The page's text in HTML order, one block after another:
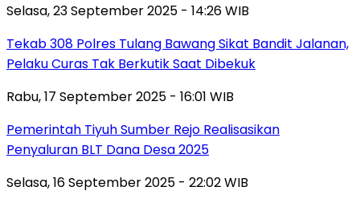
Selasa, 23 September 2025 - 14:26 WIB
Tekab 308 Polres Tulang Bawang Sikat Bandit Jalanan,
Pelaku Curas Tak Berkutik Saat Dibekuk
Rabu, 17 September 2025 - 16:01 WIB
Pemerintah Tiyuh Sumber Rejo Realisasikan
Penyaluran BLT Dana Desa 2025
Selasa, 16 September 2025 - 22:02 WIB